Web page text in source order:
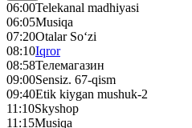
06:00Telekanal madhiyasi
06:05Musiqa
07:20Otalar So‘zi
08:10Iqror
08:58Телемагазин
09:00Sensiz. 67-qism
09:40Etik kiygan mushuk-2
11:10Skyshop
11:15Musiqa